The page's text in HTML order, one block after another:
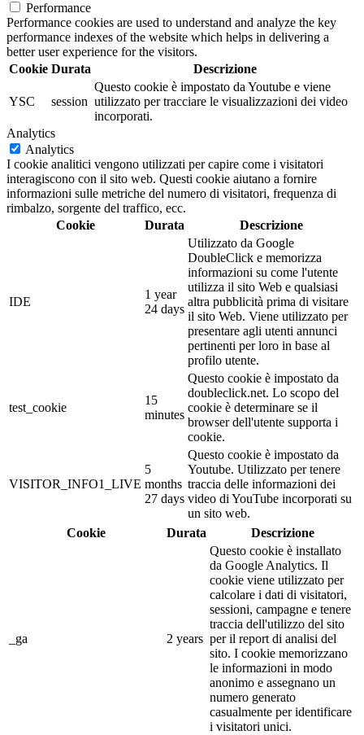
Performance
Performance cookies are used to understand and analyze the key
performance indexes of the website which helps in delivering a
better user experience for the visitors.
Cookie Durata Descrizione
YSC session
Questo cookie è impostato da Youtube e viene
utilizzato per tracciare le visualizzazioni dei video
incorporati.
Analytics
Analytics
I cookie analitici vengono utilizzati per capire come i visitatori
interagiscono con il sito web. Questi cookie aiutano a fornire
informazioni sulle metriche del numero di visitatori, frequenza di
rimbalzo, sorgente del traffico, ecc.
Cookie
Durata Descrizione
IDE
1 year
24 days
Utilizzato da Google
DoubleClick e memorizza
informazioni su come l'utente
utilizza il sito Web e qualsiasi
altra pubblicità prima di visitare
il sito Web. Viene utilizzato per
presentare agli utenti annunci
pertinenti per loro in base al
profilo utente.
test_cookie
15
minutes
Questo cookie è impostato da
doubleclick.net. Lo scopo del
cookie è determinare se il
browser dell'utente supporta i
cookie.
VISITOR_INFO1_LIVE
5
months
27 days
Questo cookie è impostato da
Youtube. Utilizzato per tenere
traccia delle informazioni dei
video di YouTube incorporati su
un sito web.
Cookie
Durata Descrizione
_ga 2 years
Questo cookie è installato
da Google Analytics. Il
cookie viene utilizzato per
calcolare i dati di visitatori,
sessioni, campagne e tenere
traccia dell'utilizzo del sito
per il report di analisi del
sito. I cookie memorizzano
le informazioni in modo
anonimo e assegnano un
numero generato
casualmente per identificare
i visitatori unici.